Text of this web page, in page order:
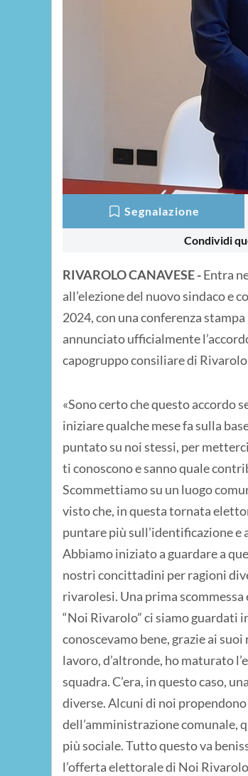
Segnalazione
Condividi
RIVAROLO CANAVESE -Entra
all’elezione del nuovo sindaco e
2024, con una conferenza
annunciato ufficialmente
capogruppo consiliare di
«Sono certo che questo accordo
iniziare qualche mese fa sulla
puntato su noi stessi, per
ti conoscono e sanno quale
Scommettiamo su un luogo
visto che, in questa tornata
puntare più sull’identificazione
Abbiamo iniziato a guardare a
nostri concittadini per ragioni
rivarolesi. Una prima
“Noi Rivarolo” ci siamo guardati
conoscevamo bene, grazie ai
lavoro, d’altronde, ho maturato
squadra. C’era, in questo caso,
diverse. Alcuni di noi
dell’amministrazione comunale,
più sociale. Tutto questo va
l’offerta elettorale di Noi